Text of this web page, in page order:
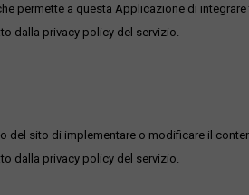
permette a questa Applicazione di
dalla privacy policy del servizio.
sito di implementare o modificare il
dalla privacy policy del servizio.